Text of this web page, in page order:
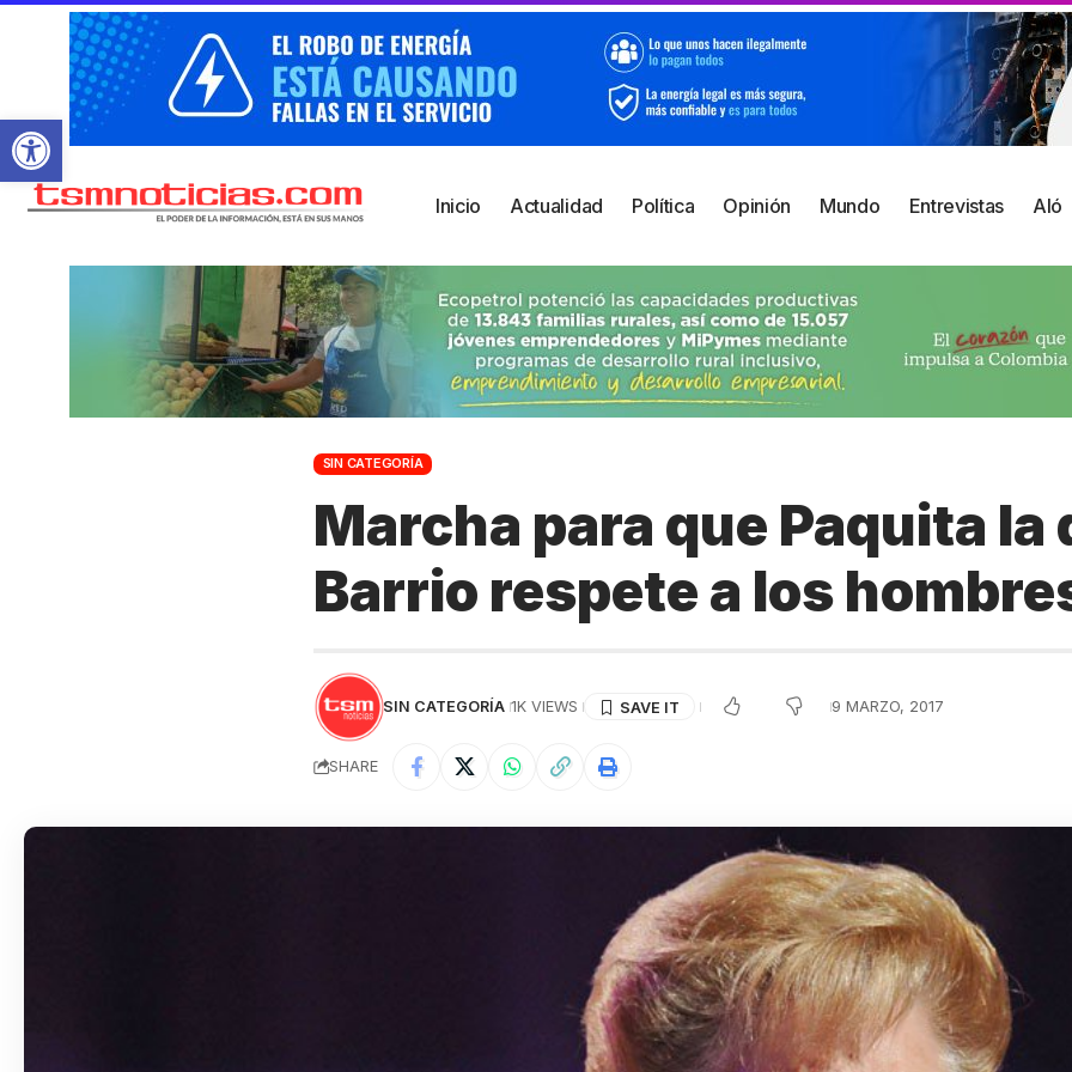
Abrir barra de herramientas
Inicio Actualidad Política Opinión Mundo Entrevistas Aló
SIN CATEGORÍA
Marcha para que Paquita la
Barrio respete a los
SIN CATEGORÍA 1K VIEWS 9 MARZO, 2017
SHARE